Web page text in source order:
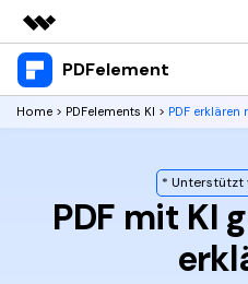
Top-Produkte
KI-gestützte digitale Kreativität
Business
Presseraum
PDFelement
Produkte
PDFelement für
PDFelement für Mac
Benutzer im
Ressourcen
Home > PDFelements KI > PDF erklären
PDF mit KI
* Unterstützt